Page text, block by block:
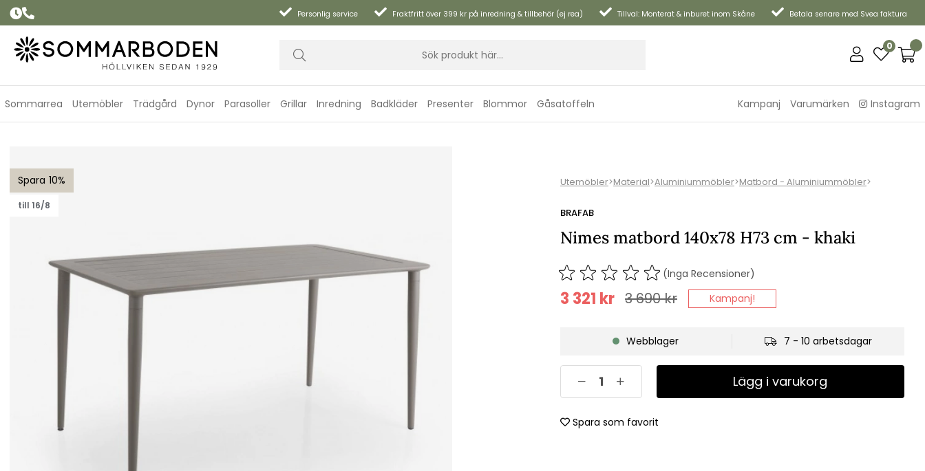
Personlig service Fraktfritt över 399 kr på inredning & tillbehör (ej rea) Tillval: Monterat & inburet inom Skåne Betala senare med Svea faktura
0
Sommarrea Utemöbler Trädgård Dynor Parasoller Grillar Inredning Badkläder Presenter Blommor Gåsatoffeln Kampanj Varumärken Instagram
10
till 16/8
Utemöbler>Material>Aluminiummöbler>Matbord - Aluminiummöbler>
BRAFAB
Nimes matbord 140x78 H73 cm - khaki
(Inga Recensioner)
3 690kr
3 321 kr Kampanj!
Webblager 7 - 10 arbetsdagar
Lägg i varukorg
Spara som favorit